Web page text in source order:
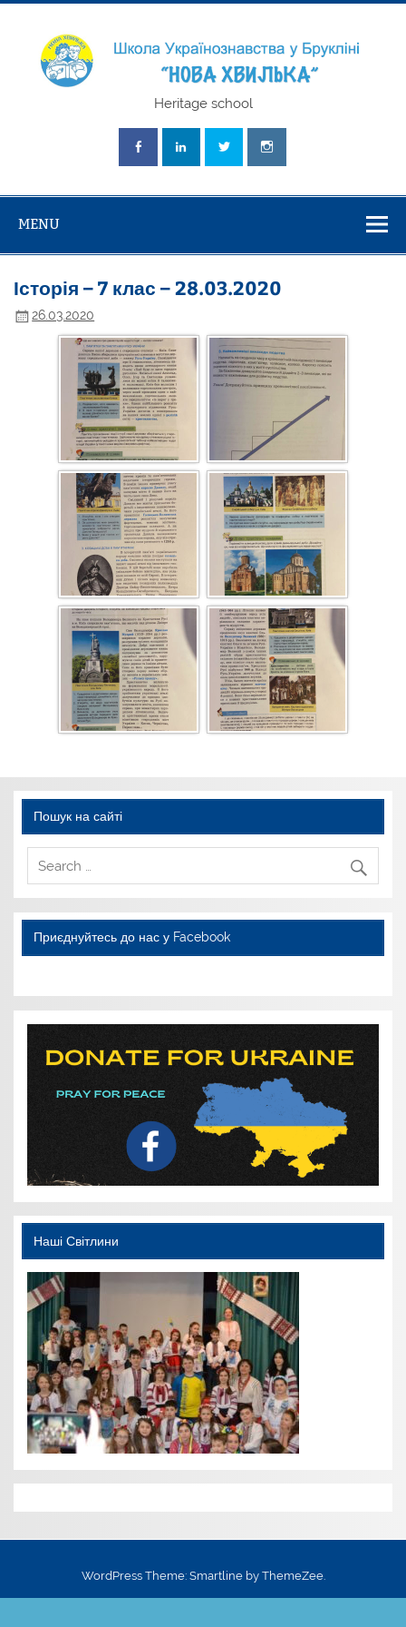
Skip
"Нова
Heritage school
MENU
Історія – 7 клас – 28.03.2020
26.03.2020
Пошук на сайті
Приєднуйтесь до нас у Facebook
Наші Світлини
WordPress Theme: Smartline by ThemeZee.